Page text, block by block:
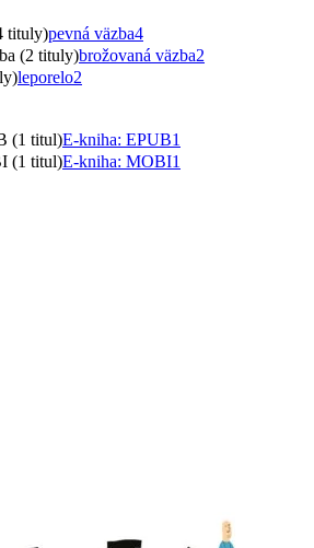
tituly)pevná väzba4
(2 tituly)brožovaná väzba2
leporelo2
(1 titul)E-kniha: EPUB1
(1 titul)E-kniha: MOBI1